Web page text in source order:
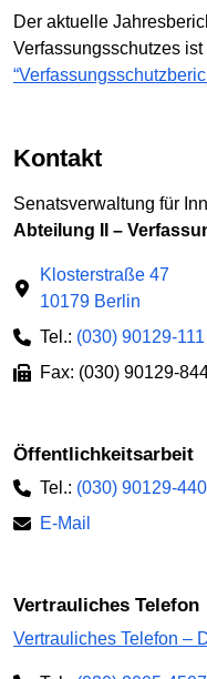
Der aktuelle
Verfassungsschutzes
Kontakt
Senatsverwaltung für
Abteilung II –
Klosterstraße 47
10179 Berlin
Tel.: (030) 90129-111
Fax: (030) 90129-
Öffentlichkeitsarbeit
Tel.: (030) 90129-440
E-Mail
Vertrauliches Telefon
Vertrauliches Telefon –